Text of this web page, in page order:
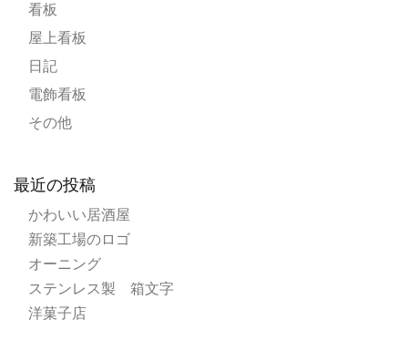
看板
屋上看板
日記
電飾看板
その他
最近の投稿
かわいい居酒屋
新築工場のロゴ
オーニング
ステンレス製 箱文字
洋菓子店